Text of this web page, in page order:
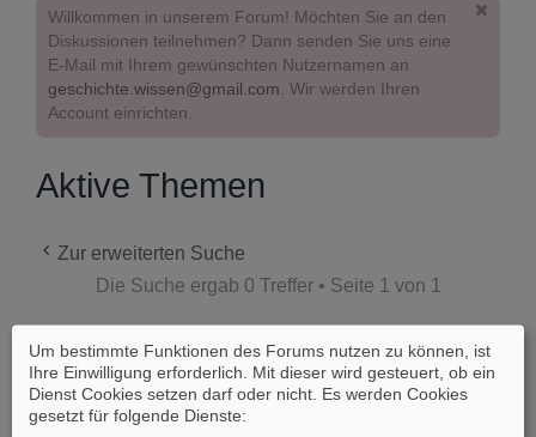
Willkommen in unserem Forum! Möchten Sie an den
Diskussionen teilnehmen? Dann senden Sie uns eine
E-Mail mit Ihrem gewünschten Nutzernamen an
geschichte.wissen@gmail.com. Wir werden Ihren
Account einrichten.
Aktive Themen
Zur erweiterten Suche
Die Suche ergab 0 Treffer • Seite 1 von 1
Es wurden keine passenden Ergebnisse
gefunden.
Um bestimmte Funktionen des Forums nutzen zu können, ist
Ihre Einwilligung erforderlich. Mit dieser wird gesteuert, ob ein
Dienst Cookies setzen darf oder nicht. Es werden Cookies
gesetzt für folgende Dienste: